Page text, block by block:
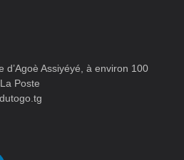
d’Agoè Assiyéyé, à environ 100
Poste